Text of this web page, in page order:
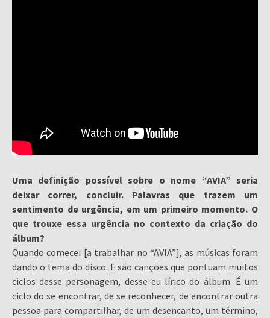
Uma definição possível sobre o nome “AVIA” seria
deixar correr, concluir. Palavras que trazem um
sentimento de urgência, em um primeiro momento. O
que trouxe essa urgência no contexto da criação do
álbum?
Quando comecei [a trabalhar no “AVIA”], as músicas foram
dando o tema do disco. E são canções que pontuam muitos
ciclos desse personagem, desse eu lírico do álbum. É um
ciclo do se encontrar, de se reconhecer, de encontrar outra
pessoa para compartilhar, de um desencanto, um término,